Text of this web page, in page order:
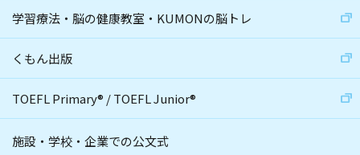
学習療法・脳の健康教室・KUMONの脳トレ
くもん出版
TOEFL Primary® /TOEFL Junior®
施設・学校・企業での公文式